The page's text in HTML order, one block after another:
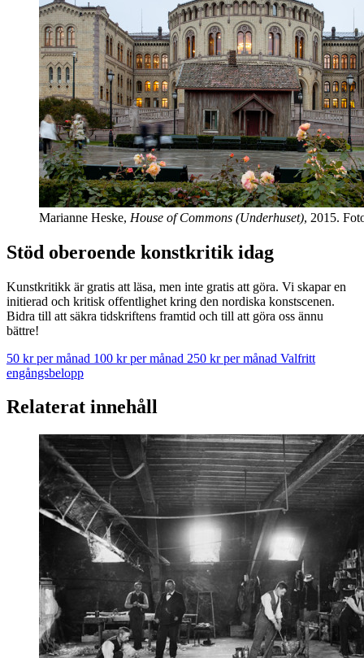
Marianne Heske, House of Commons (Underhuset), 2015.
Stöd oberoende konstkritik idag
Kunstkritikk är gratis att läsa, men inte gratis att göra. Vi skapar en
initierad och kritisk offentlighet kring den nordiska konstscenen.
Bidra till att säkra tidskriftens framtid och till att göra oss ännu
bättre!
50 kr per månad 100 kr per månad 250 kr per månad Valfritt
engångsbelopp
Relaterat innehåll